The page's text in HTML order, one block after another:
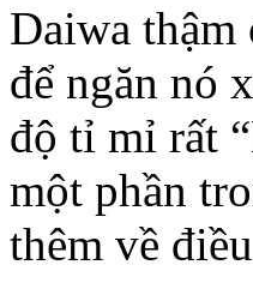
Daiwa thậm
để ngăn nó
độ tỉ mỉ rất
một phần
thêm về